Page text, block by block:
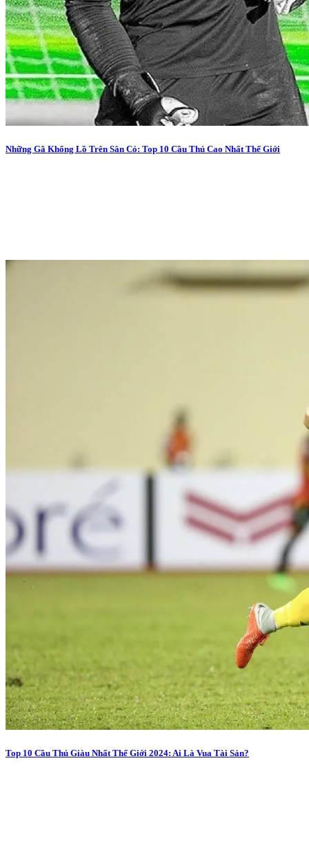
Những Gã Khổng Lồ Trên Sân Cỏ: Top 10 Cầu Thủ Cao Nhất Thế Giới
Top 10 Cầu Thủ Giàu Nhất Thế Giới 2024: Ai Là Vua Tài Sản?